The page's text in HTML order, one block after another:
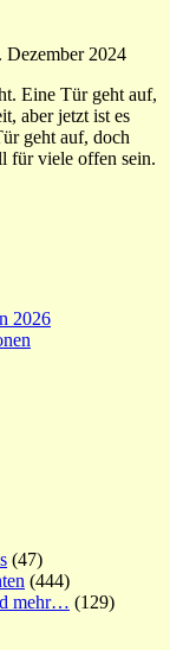
Dezember 2024
Eine Tür geht auf,
aber jetzt ist es
geht auf, doch
für viele offen sein.
2026
(47)
(444)
mehr… (129)